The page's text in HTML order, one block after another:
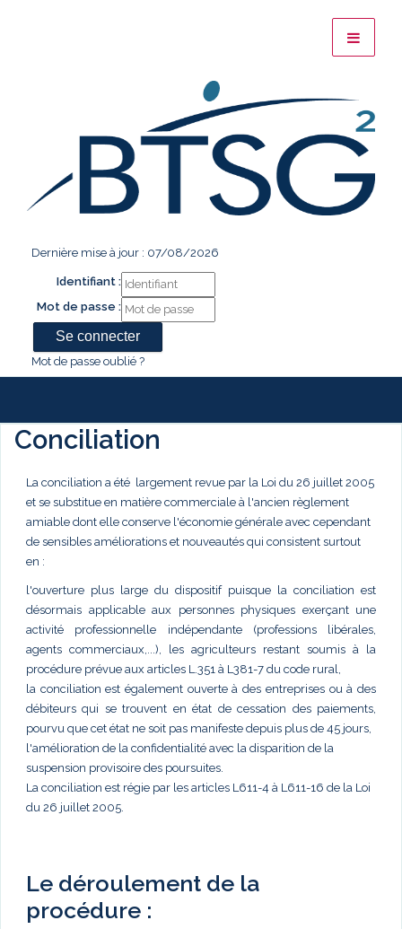
Dernière mise à jour : 07/08/2026
Identifiant :
Mot de passe :
Mot de passe oublié ?
Conciliation
La conciliation a été largement revue par la Loi du 26 juillet 2005
et se substitue en matière commerciale à l'ancien règlement
amiable dont elle conserve l'économie générale avec cependant
de sensibles améliorations et nouveautés qui consistent surtout
en :
l'ouverture plus large du dispositif puisque la conciliation est
désormais applicable aux personnes physiques exerçant une
activité professionnelle indépendante (professions libérales,
agents commerciaux,...), les agriculteurs restant soumis à la
procédure prévue aux articles L.351 à L381-7 du code rural,
la conciliation est également ouverte à des entreprises ou à des
débiteurs qui se trouvent en état de cessation des paiements,
pourvu que cet état ne soit pas manifeste depuis plus de 45 jours,
l'amélioration de la confidentialité avec la disparition de la
suspension provisoire des poursuites.
La conciliation est régie par les articles L611-4 à L611-16 de la Loi
du 26 juillet 2005.
Le déroulement de la
procédure :